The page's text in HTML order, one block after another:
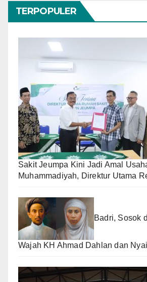
TERPOPULER
Sakit Jeumpa Kini Jadi Amal
Muhammadiyah, Direktur Utama
Badri, Sosok
Wajah KH Ahmad Dahlan dan